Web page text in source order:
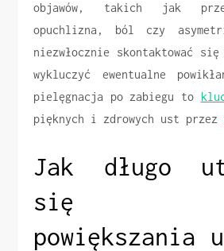
objawów, takich jak
opuchlizna, ból czy
niezwłocznie skontaktować
wykluczyć ewentualne
pielęgnacja po zabiegu to
pięknych i zdrowych ust przez
Jak długo
się